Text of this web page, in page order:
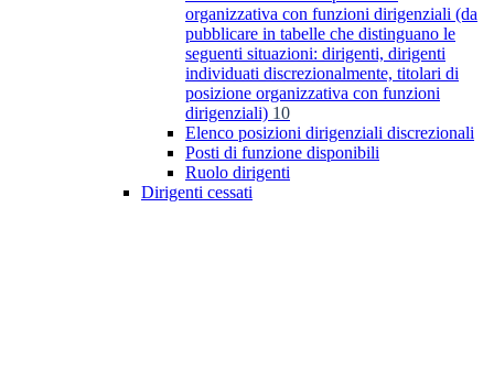
organizzativa con funzioni dirigenziali (da
pubblicare in tabelle che distinguano le
seguenti situazioni: dirigenti, dirigenti
individuati discrezionalmente, titolari di
posizione organizzativa con funzioni
dirigenziali) 10
Elenco posizioni dirigenziali discrezionali
Posti di funzione disponibili
Ruolo dirigenti
Dirigenti cessati